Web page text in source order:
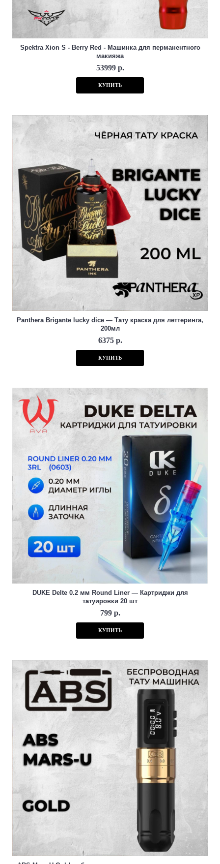
Spektra Xion S - Berry Red - Машинка для перманентного
макияжа
53999 р.
КУПИТЬ
Panthera Brigante lucky dice — Тату краска для леттеринга,
200мл
6375 р.
КУПИТЬ
DUKE Delte 0.2 мм Round Liner — Картриджи для
татуировки 20 шт
799 р.
КУПИТЬ